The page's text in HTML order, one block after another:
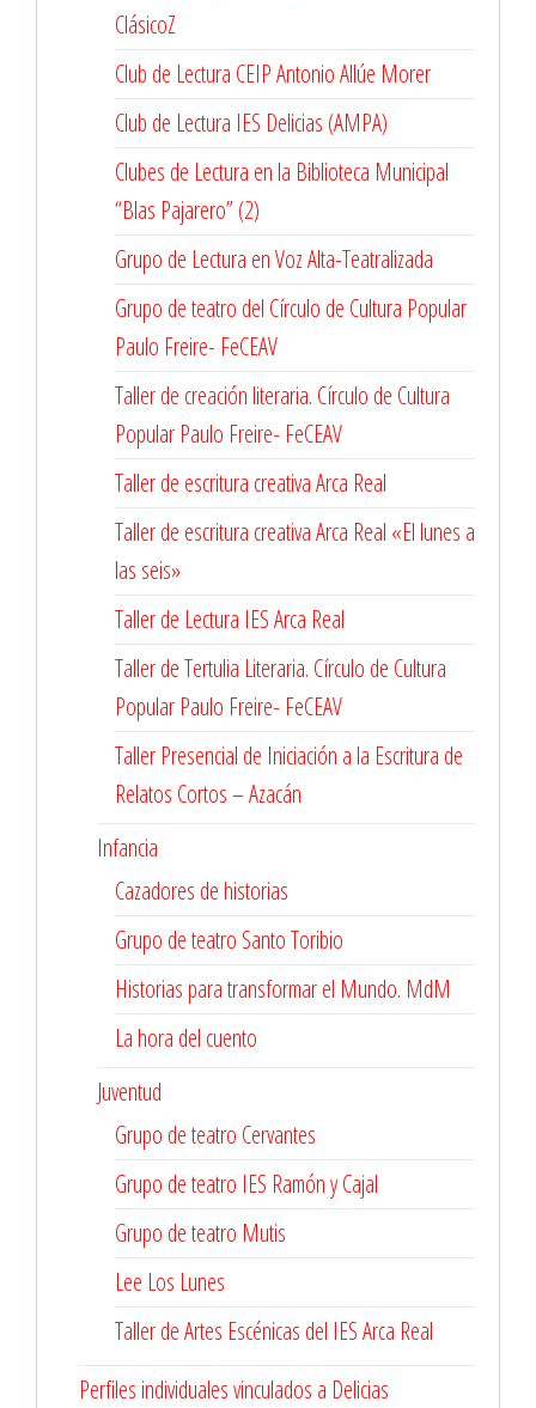
ClásicoZ
Club de Lectura CEIP Antonio Allúe Morer
Club de Lectura IES Delicias (AMPA)
Clubes de Lectura en la Biblioteca Municipal
“Blas Pajarero” (2)
Grupo de Lectura en Voz Alta-Teatralizada
Grupo de teatro del Círculo de Cultura Popular
Paulo Freire- FeCEAV
Taller de creación literaria. Círculo de Cultura
Popular Paulo Freire- FeCEAV
Taller de escritura creativa Arca Real
Taller de escritura creativa Arca Real «El lunes a
las seis»
Taller de Lectura IES Arca Real
Taller de Tertulia Literaria. Círculo de Cultura
Popular Paulo Freire- FeCEAV
Taller Presencial de Iniciación a la Escritura de
Relatos Cortos – Azacán
Infancia
Cazadores de historias
Grupo de teatro Santo Toribio
Historias para transformar el Mundo. MdM
La hora del cuento
Juventud
Grupo de teatro Cervantes
Grupo de teatro IES Ramón y Cajal
Grupo de teatro Mutis
Lee Los Lunes
Taller de Artes Escénicas del IES Arca Real
Perfiles individuales vinculados a Delicias